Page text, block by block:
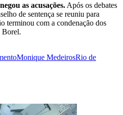
as acusações. Após os debates
de sentença se reuniu para
terminou com a condenação dos
Borel.
Monique MedeirosRio de